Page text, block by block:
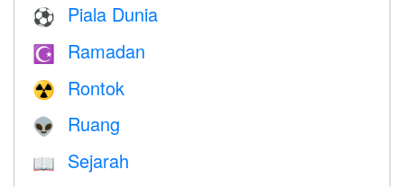
⚽ Piala Dunia
☪️ Ramadan
☢️ Rontok
👽 Ruang
📖 Sejarah